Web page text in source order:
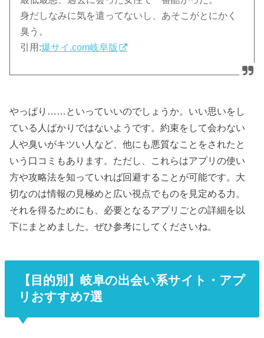
身だしなみに気を遣ってないし、あそこがとにかく
臭う。
引用:爆サイ.com岐阜版
やっぱり……といっていいのでしょうか。いい思いをし
ている人ばかりではないようです。約束をして会わない
人や臭いがキツい人など、他にも悪質なことをされたと
いう口コミもあります。ただし、これらはアプリの使い
方や攻略法を知っていれば回避することが可能です。大
切なのは情報の見極めと広い視点でものを見定める力。
それを得るためにも、必要となるアプリごとの詳細を以
下にまとめました。ぜひ参考にしてくださいね。
【目的別】岐阜の出会い系サイト・アプ
リおすすめ7選